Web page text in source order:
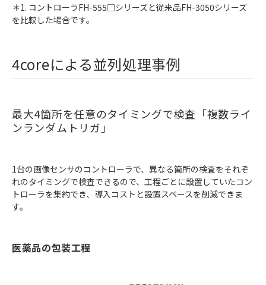
＊1. コントローラFH-555□シリーズと従来品FH-3050シリーズ
を比較した場合です。
4coreによる並列処理事例
最大4箇所を任意のタイミングで検査「複数ライ
ンランダムトリガ」
1台の画像センサのコントローラで、異なる箇所の検査をそれぞ
れのタイミングで検査できるので、工程ごとに設置していたコン
トローラを集約でき、導入コストと設置スペースを削減できま
す。
医薬品の包装工程